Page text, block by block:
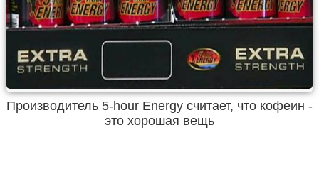
Производитель 5-hour Energy считает, что кофеин -
это хорошая вещь